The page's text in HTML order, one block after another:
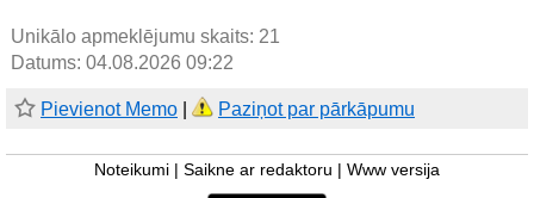
Unikālo apmeklējumu skaits: 21
Datums: 04.08.2026 09:22
Pievienot Memo Paziņot par pārkāpumu
Noteikumi Saikne ar redaktoru Www versija